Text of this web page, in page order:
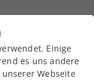
Einige
es uns andere
Webseite